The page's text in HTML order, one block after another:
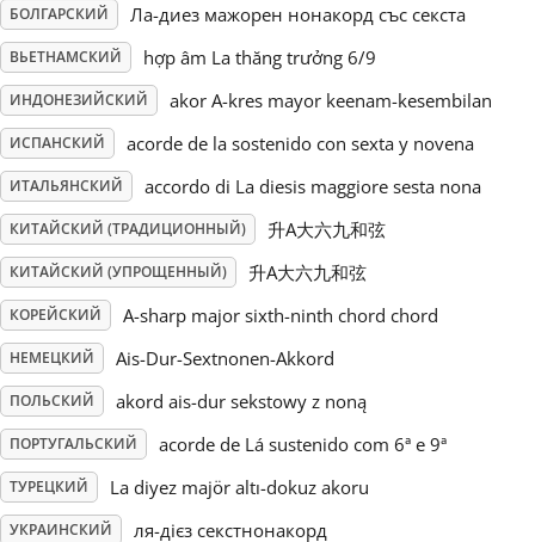
Русский
Svenska
Tiếng Việt
Türkçe
Українська
简体中文
繁體中文
БОЛГАРСКИЙ Ла-диез мажорен нонакорд със секста
ВЬЕТНАМСКИЙ hợp âm La thăng trưởng 6/9
ИНДОНЕЗИЙСКИЙ akor A-kres mayor keenam-kesembilan
ИСПАНСКИЙ acorde de la sostenido con sexta y novena
ИТАЛЬЯНСКИЙ accordo di La diesis maggiore sesta nona
КИТАЙСКИЙ (ТРАДИЦИОННЫЙ) 升A大六九和弦
КИТАЙСКИЙ (УПРОЩЕННЫЙ) 升A大六九和弦
КОРЕЙСКИЙ A-sharp major sixth-ninth chord chord
НЕМЕЦКИЙ Ais-Dur-Sextnonen-Akkord
ПОЛЬСКИЙ akord ais-dur sekstowy z noną
ПОРТУГАЛЬСКИЙ acorde de Lá sustenido com 6ª e 9ª
ТУРЕЦКИЙ La diyez majör altı-dokuz akoru
УКРАИНСКИЙ ля-дієз секстнонакорд